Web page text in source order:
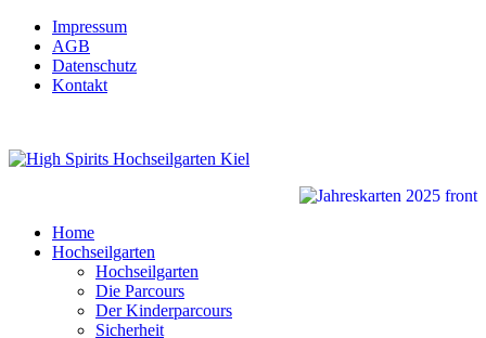
Impressum
AGB
Datenschutz
Kontakt
Home
Hochseilgarten
Hochseilgarten
Die Parcours
Der Kinderparcours
Sicherheit